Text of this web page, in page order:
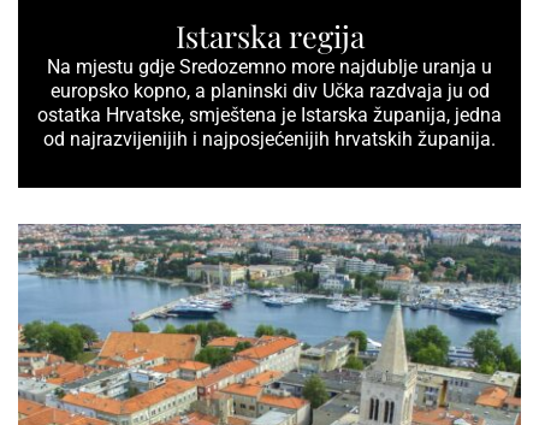
Na mjestu gdje Sredozemno more najdublje uranja u
europsko kopno, a planinski div Učka razdvaja ju od
ostatka Hrvatske, smještena je Istarska županija, jedna
od najrazvijenijih i najposjećenijih hrvatskih županija.
Istarska regija